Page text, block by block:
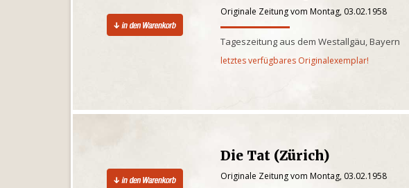
Originale Zeitung vom Montag, 03.02.1958
Tageszeitung aus dem Westallgäu, Bayern
letztes verfügbares Originalexemplar!
Die Tat (Zürich)
Originale Zeitung vom Montag, 03.02.1958